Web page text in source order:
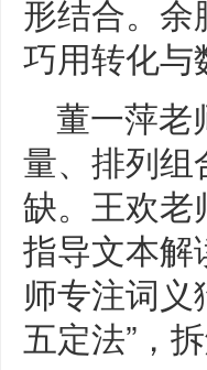
形结合。
巧用转化与
董一萍老
量、排列组
缺。王欢老
指导文本解
师专注词
五定法”，